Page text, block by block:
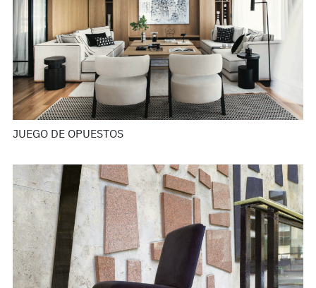
JUEGO DE OPUESTOS